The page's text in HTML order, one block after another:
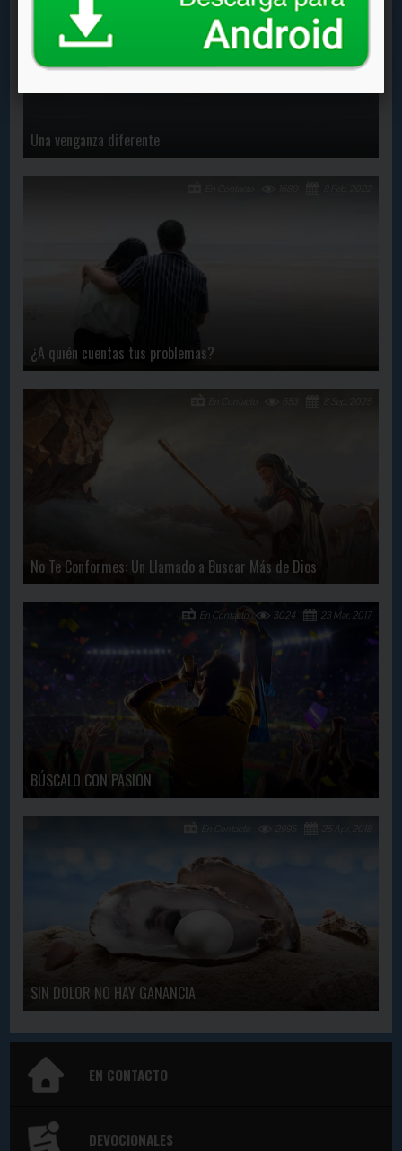
Una venganza diferente
¿A quién cuentas tus problemas?
No Te Conformes: Un Llamado a Buscar Más de Dios
BÚSCALO CON PASION
23 Mar, 2017
3024
En Contacto
SIN DOLOR NO HAY GANANCIA
25 Apr, 2018
2995
En Contacto
EN CONTACTO
DEVOCIONALES